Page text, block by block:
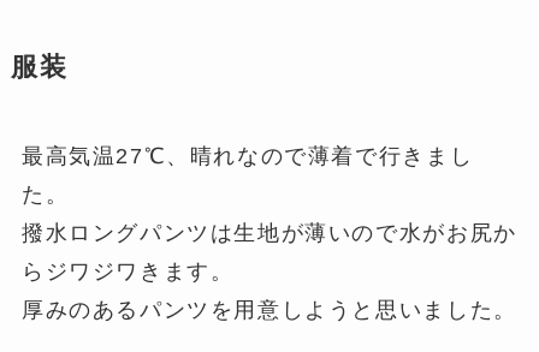
服装
最高気温27℃、晴れなので薄着で行きまし
た。
撥水ロングパンツは生地が薄いので水がお尻か
らジワジワきます。
厚みのあるパンツを用意しようと思いました。